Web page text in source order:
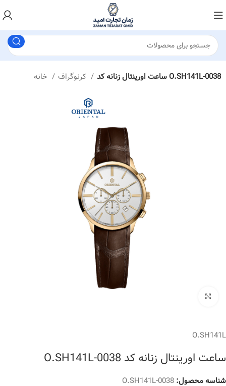
کرنوگراف ساعت اورینتال زنانه کد O.SH141L-0038
O.SH141L
ساعت اورینتال زنانه کد O.SH141L-0038
شناسه محصول:O.SH141L-0038